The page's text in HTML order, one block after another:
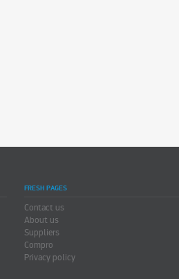
FRESH PAGES
Contact us
About us
Suppliers
Compro
Privacy policy